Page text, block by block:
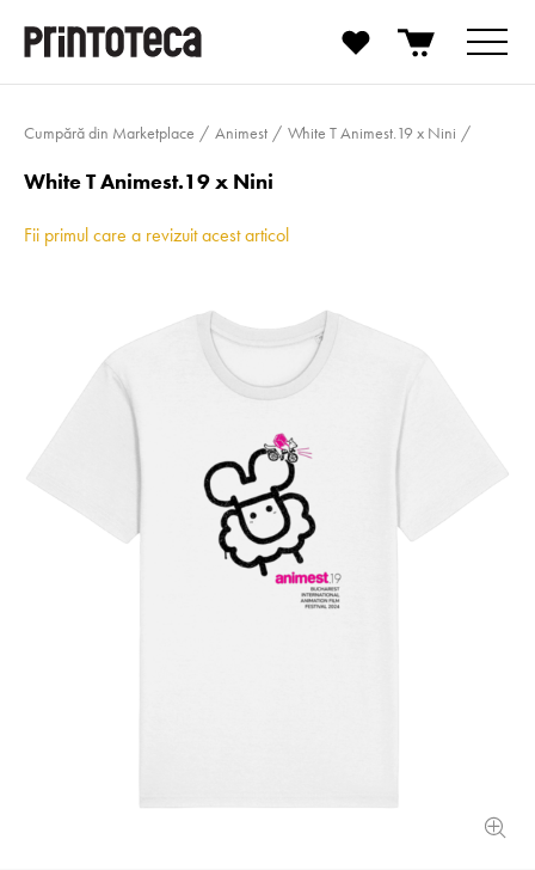
Cumpără din Marketplace Animest White T Animest.19 x Nini
White T Animest.19 x Nini
Fii primul care a revizuit acest articol